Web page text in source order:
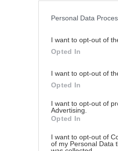
Personal Data
I want to opt-out of
Opted In
I want to opt-out of
Opted In
I want to opt-out of
Advertising.
Opted In
I want to opt-out of
of my Personal Data